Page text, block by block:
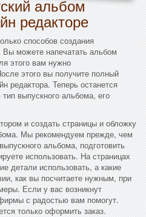
альбом
редакторе
способов создания
можете напечатать альбом
этого вам нужно
этого вы получите полный
редактора. Теперь останется
выпускного альбома, его
и создать страницы и обложку
Мы рекомендуем прежде, чем
альбома, подготовить
использовать. На страницах
детали использовать, а какие
как вы посчитаете нужным, при
Если у вас возникнут
с радостью вам помогут.
только оформить заказ.